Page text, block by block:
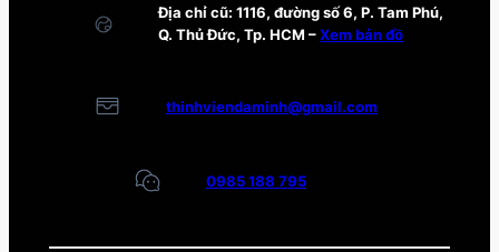
Địa chỉ cũ: 1116, đường số 6, P. Tam Phú,
Q. Thủ Đức, Tp. HCM –Xem bản đồ
thinhviendaminh@gmail.com
0985 188 795